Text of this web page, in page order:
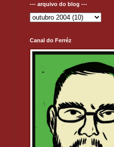
--- arquivo do blog ---
Canal do Ferréz